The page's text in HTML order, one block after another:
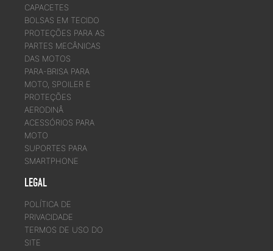
CAPACETES
BOLSAS EM TECIDO
PROTEÇÕES PARA AS
PARTES MECÂNICAS
DAS MOTOS
PARA-BRISA PARA
MOTO, SPOILER E
PROTEÇÕES
AERODINÂ
ACESSÓRIOS PARA
MOTO
SUPORTES PARA
SMARTPHONE
LEGAL
POLÍTICA DE
PRIVACIDADE
TERMOS DE USO DO
SITE